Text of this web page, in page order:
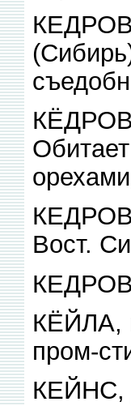
Вост.
КЁЙЛА,
пром-
КЕЙНС,